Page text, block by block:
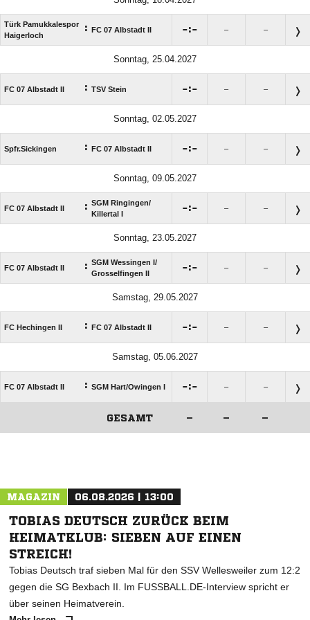
Türk Pamukkalespor
Haigerloch
: FC 07 Albstadt II : – –
Sonntag, 25.04.2027
FC 07 Albstadt II : TSV Stein : – –
Sonntag, 02.05.2027
Spfr.Sickingen : FC 07 Albstadt II : – –
Sonntag, 09.05.2027
FC 07 Albstadt II : SGM Ringingen/​
Killertal I
: – –
Sonntag, 23.05.2027
FC 07 Albstadt II : SGM Wessingen I/​
Grosselfingen II
: – –
Samstag, 29.05.2027
FC Hechingen II : FC 07 Albstadt II : – –
Samstag, 05.06.2027
FC 07 Albstadt II : SGM Hart/​Owingen I : – –
GESAMT – – –
MAGAZIN 06.08.2026 | 13:00
TOBIAS DEUTSCH ZURÜCK BEIM
HEIMATKLUB: SIEBEN AUF EINEN
STREICH!
Tobias Deutsch traf sieben Mal für den SSV Wellesweiler zum 12:2
gegen die SG Bexbach II. Im FUSSBALL.DE-Interview spricht er
über seinen Heimatverein.